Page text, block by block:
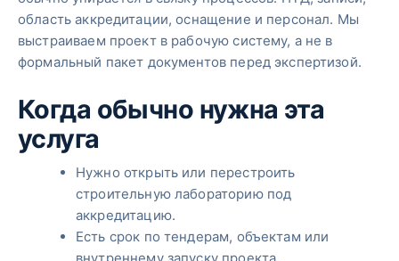
область аккредитации, оснащение и персонал. Мы
выстраиваем проект в рабочую систему, а не в
формальный пакет документов перед экспертизой.
Когда обычно нужна эта
услуга
Нужно открыть или перестроить
строительную лабораторию под
аккредитацию.
Есть срок по тендерам, объектам или